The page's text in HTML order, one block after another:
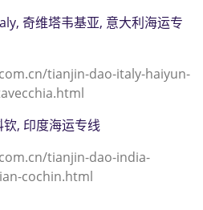
奇维塔韦基亚, 意大利海运专
tianjin-dao-italy-haiyun-
, 印度海运专线
tianjin-dao-india-
cochin.html